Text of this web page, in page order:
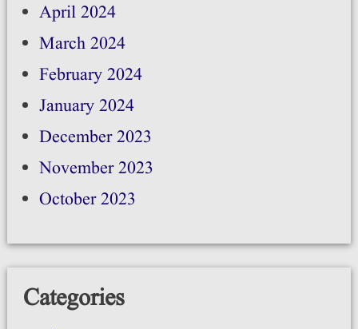
April 2024
March 2024
February 2024
January 2024
December 2023
November 2023
October 2023
Categories